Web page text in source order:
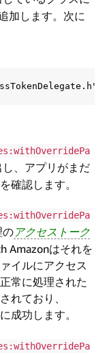
加します。次に
し、アプリがまだ
確認します。
の アクセストーク
Amazonはそれを
イルにアクセス
常に処理された
れており、
成功します。